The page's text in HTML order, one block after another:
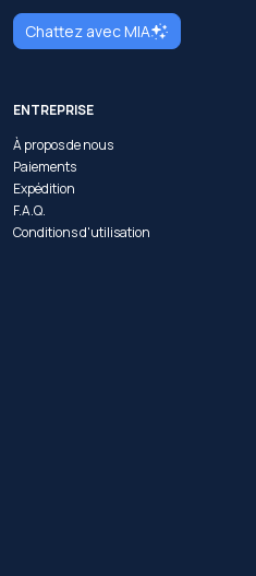
Chattez avec MIA
ENTREPRISE
À propos de nous
Paiements
Expédition
F.A.Q.
Conditions d'utilisation